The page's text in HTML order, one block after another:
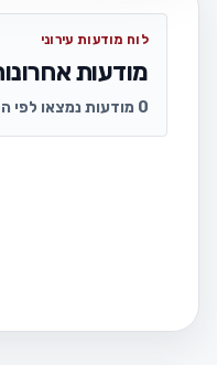
לוח מודעות עירוני
מודעות
0 מודעות נמצאו לפי הסינון שבחרת